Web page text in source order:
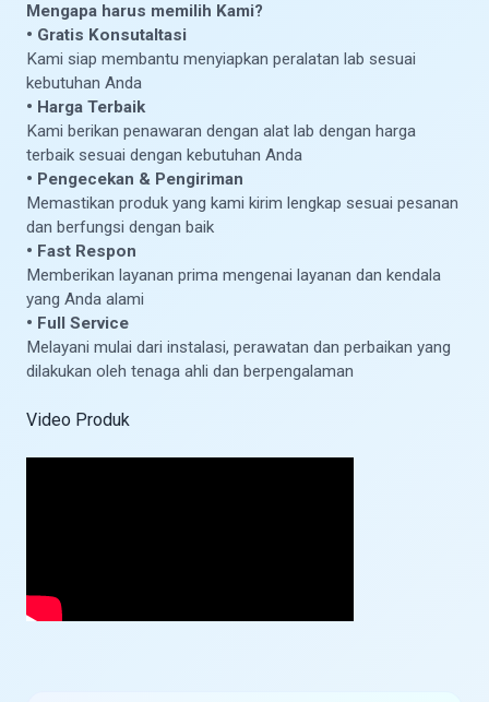
Mengapa harus memilih Kami?
• Gratis Konsutaltasi
Kami siap membantu menyiapkan peralatan lab sesuai
kebutuhan Anda
• Harga Terbaik
Kami berikan penawaran dengan alat lab dengan harga
terbaik sesuai dengan kebutuhan Anda
• Pengecekan & Pengiriman
Memastikan produk yang kami kirim lengkap sesuai pesanan
dan berfungsi dengan baik
• Fast Respon
Memberikan layanan prima mengenai layanan dan kendala
yang Anda alami
• Full Service
Melayani mulai dari instalasi, perawatan dan perbaikan yang
dilakukan oleh tenaga ahli dan berpengalaman
Video Produk